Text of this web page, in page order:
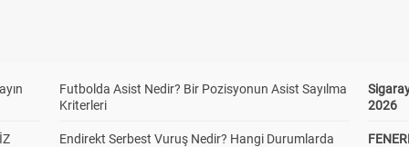
Futbolda Asist Nedir? Bir Pozisyonun Asist Sayılma
Kriterleri
Endirekt Serbest Vuruş Nedir? Hangi Durumlarda
2026